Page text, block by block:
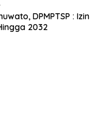
DPMPTSP : Izin
2032